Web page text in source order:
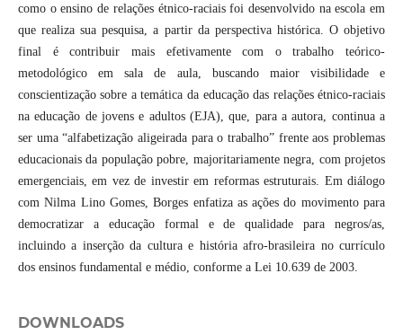
como o ensino de relações étnico-raciais foi desenvolvido na escola em
que realiza sua pesquisa, a partir da perspectiva histórica. O objetivo
final é contribuir mais efetivamente com o trabalho teórico-
metodológico em sala de aula, buscando maior visibilidade e
conscientização sobre a temática da educação das relações étnico-raciais
na educação de jovens e adultos (EJA), que, para a autora, continua a
ser uma “alfabetização aligeirada para o trabalho” frente aos problemas
educacionais da população pobre, majoritariamente negra, com projetos
emergenciais, em vez de investir em reformas estruturais. Em diálogo
com Nilma Lino Gomes, Borges enfatiza as ações do movimento para
democratizar a educação formal e de qualidade para negros/as,
incluindo a inserção da cultura e história afro-brasileira no currículo
dos ensinos fundamental e médio, conforme a Lei 10.639 de 2003.
DOWNLOADS